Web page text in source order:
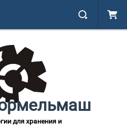
для хранения и